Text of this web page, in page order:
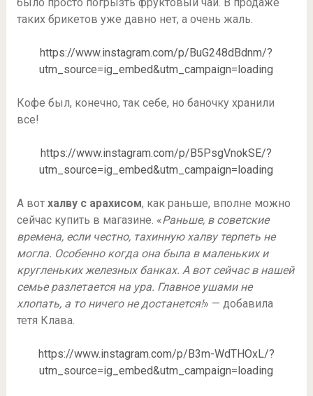
таких брикетов уже давно нет, а очень жаль.
https://www.instagram.com/p/BuG248dBdnm/?
utm_source=ig_embed&utm_campaign=loading
Кофе был, конечно, так себе, но баночку хранили
все!
https://www.instagram.com/p/B5PsgVnokSE/?
utm_source=ig_embed&utm_campaign=loading
А вот халву с арахисом, как раньше, вполне можно
сейчас купить в магазине. «Раньше, в советские
времена, если честно, тахинную халву терпеть не
могла. Особенно когда она была в маленьких и
кругленьких железных банках. А вот сейчас в нашей
семье разлетается на ура. Главное ушами не
хлопать, а то ничего не достанется!» — добавила
тетя Клава.
https://www.instagram.com/p/B3m-WdTHOxL/?
utm_source=ig_embed&utm_campaign=loading